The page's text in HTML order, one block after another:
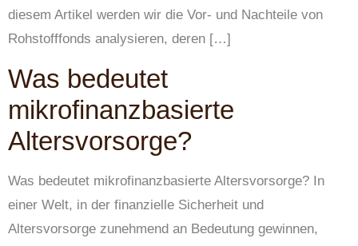
diesem Artikel werden wir die Vor- und Nachteile von
Rohstofffonds analysieren, deren […]
Was bedeutet
mikrofinanzbasierte
Altersvorsorge?
Was bedeutet mikrofinanzbasierte Altersvorsorge? In
einer Welt, in der finanzielle Sicherheit und
Altersvorsorge zunehmend an Bedeutung gewinnen,